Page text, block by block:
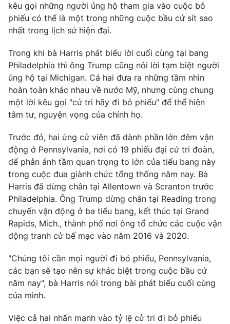
Góc doanh nghiệp
Truyền hình
Phim VTV
Hậu trường
Nhân vật
Khán giả
Giải sao mai
Giải trí
Điện ảnh
Âm nhạc
Sao
Đời sống
Du lịch
Làm đẹp
Giáo dục
Tuyển sinh
Học trực tuyến
Hitech Công nghệ tương lai
Sản phẩm
Thị trường
Tư vấn
Giao lưu trực tuyến
Lịch phát sóng
Chuyên mục khác
Emagazine
Photo Infographic
kêu gọi những người ủng hộ tham gia vào cuộc bỏ
phiếu có thể là một trong những cuộc bầu cử sít sao
nhất trong lịch sử hiện đại.
Trong khi bà Harris phát biểu lời cuối cùng tại bang
Philadelphia thì ông Trump cũng nói lời tạm biệt người
ủng hộ tại Michigan. Cả hai đưa ra những tầm nhìn
hoàn toàn khác nhau về nước Mỹ, nhưng cùng chung
một lời kêu gọi "cử tri hãy đi bỏ phiếu" để thể hiện
tâm tư, nguyện vọng của chính họ.
Trước đó, hai ứng cử viên đã dành phần lớn đêm vận
động ở Pennsylvania, nơi có 19 phiếu đại cử tri đoàn,
để phản ánh tầm quan trọng to lớn của tiểu bang này
trong cuộc đua giành chức tổng thống năm nay. Bà
Harris đã dừng chân tại Allentown và Scranton trước
Philadelphia. Ông Trump dừng chân tại Reading trong
chuyến vận động ở ba tiểu bang, kết thúc tại Grand
Rapids, Mich., thành phố nơi ông tổ chức các cuộc vận
động tranh cử bế mạc vào năm 2016 và 2020.
"Chúng tôi cần mọi người đi bỏ phiếu, Pennsylvania,
các bạn sẽ tạo nên sự khác biệt trong cuộc bầu cử
năm nay", bà Harris nói trong bài phát biểu cuối cùng
của mình.
Việc cả hai nhấn mạnh vào tỷ lệ cử tri đi bỏ phiếu